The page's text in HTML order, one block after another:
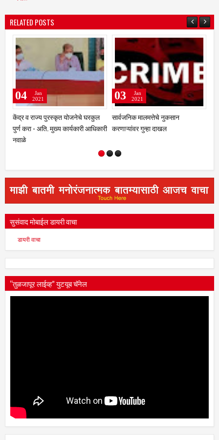
RELATED POSTS
सार्वजनिक मालमत्तेचे नुकसान
करणाऱ्यांवर गुन्हा दाखल
03
Jan
2021
कळंब तालुक्यातील युवकांचा "मनसे" मध्ये
प्रवेश
20
Dec
2020
सुसंवाद मोबाईल डायरी वाचा
डायरी वाचा
“तुळजापूर लाईव्ह” युटयूब चॅनेल